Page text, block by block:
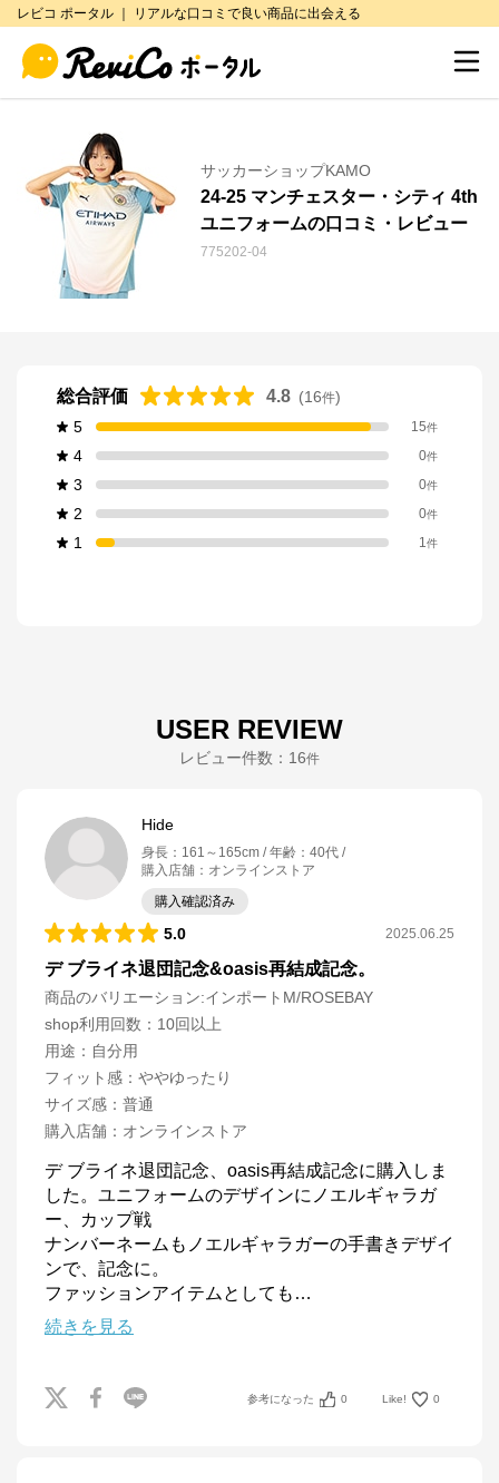
レビコ ポータル ｜ リアルな口コミで良い商品に出会える
サッカーショップKAMO
24-25 マンチェスター・シティ 4th
ユニフォームの口コミ・レビュー
775202-04
総合評価 4.8 (16件)
5
15件
4 0件
3 0件
2 0件
1 1件
USER REVIEW
レビュー件数： 16件
Hide
身長 ： 161～165cm 年齢 ： 40代
購入店舗 ： オンラインストア
購入確認済み
5.0 2025.06.25
デ ブライネ退団記念&oasis再結成記念。
商品のバリエーション:インポートM/ROSEBAY
shop利用回数 ： 10回以上
用途 ： 自分用
フィット感 ： ややゆったり
サイズ感 ： 普通
購入店舗 ： オンラインストア
デ ブライネ退団記念、oasis再結成記念に購入しま
した。ユニフォームのデザインにノエルギャラガ
ー、カップ戦
ナンバーネームもノエルギャラガーの手書きデザイ
ンで、記念に。
ファッションアイテムとしても …
続きを見る
参考になった 0 Like! 0